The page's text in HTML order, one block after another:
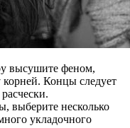
высушите феном,
Концы следует
выберите несколько
укладочного